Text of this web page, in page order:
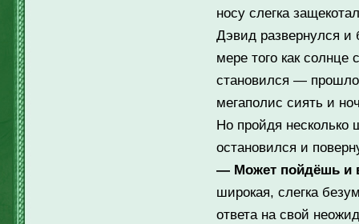
носу слегка
Дэвид развернулся и
мере того как
становился — прошло
мегаполис сиять и
Но пройдя несколько
остановился и
— Может пойдёшь и
широкая, слегка
ответа на свой